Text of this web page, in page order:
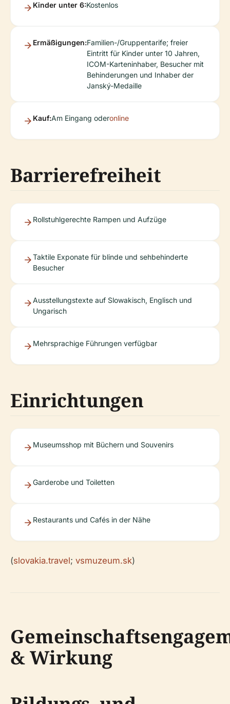
Kinder unter 6:Kostenlos
Ermäßigungen:Familien-/Gruppentarife; freier
Eintritt für Kinder unter 10 Jahren,
ICOM-Karteninhaber, Besucher mit
Behinderungen und Inhaber der
Janský-Medaille
Kauf:Am Eingang oderonline
Barrierefreiheit
Rollstuhlgerechte Rampen und Aufzüge
Taktile Exponate für blinde und sehbehinderte
Besucher
Ausstellungstexte auf Slowakisch, Englisch und
Ungarisch
Mehrsprachige Führungen verfügbar
Einrichtungen
Museumsshop mit Büchern und Souvenirs
Garderobe und Toiletten
Restaurants und Cafés in der Nähe
(slovakia.travel; vsmuzeum.sk)
& Wirkung